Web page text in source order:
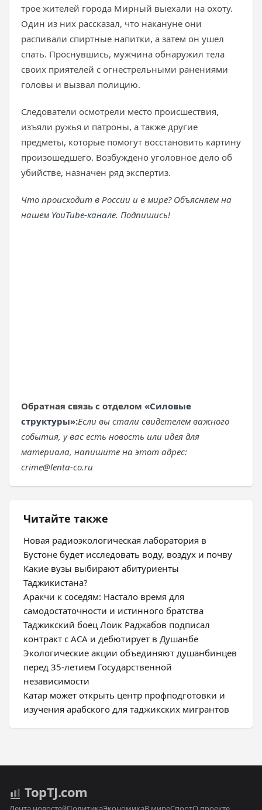
трое жителей города Мирный выехали на охоту.
Один из них рассказал, что накануне они
распивали спиртные напитки, а затем он ушел
спать. Проснувшись, мужчина обнаружил тела
своих приятелей с огнестрельными ранениями
головы и вызвал полицию.
Следователи осмотрели место происшествия,
изъяли ружья и патроны, а также другие
предметы, которые помогут восстановить картину
произошедшего. Возбуждено уголовное дело об
убийстве, назначен ряд экспертиз.
Что происходит в России и в мире? Объясняем на
нашем YouTube-канале. Подпишись!
Обратная связь с отделом «Силовые
структуры»:Если вы стали свидетелем важного
события, у вас есть новость или идея для
материала, напишите на этот адрес:
crime@lenta-co.ru
Читайте также
Новая радиоэкологическая лаборатория в
Бустоне будет исследовать воду, воздух и почву
Какие вузы выбирают абитуриенты
Таджикистана?
Аракчи к соседям: Настало время для
самодостаточности и истинного братства
Таджикский боец Лоик Раджабов подписал
контракт с ACA и дебютирует в Душанбе
Экологические акции объединяют душанбинцев
перед 35-летием Государственной
независимости
Катар может открыть центр профподготовки и
изучения арабского для таджикских мигрантов
TopTJ.com